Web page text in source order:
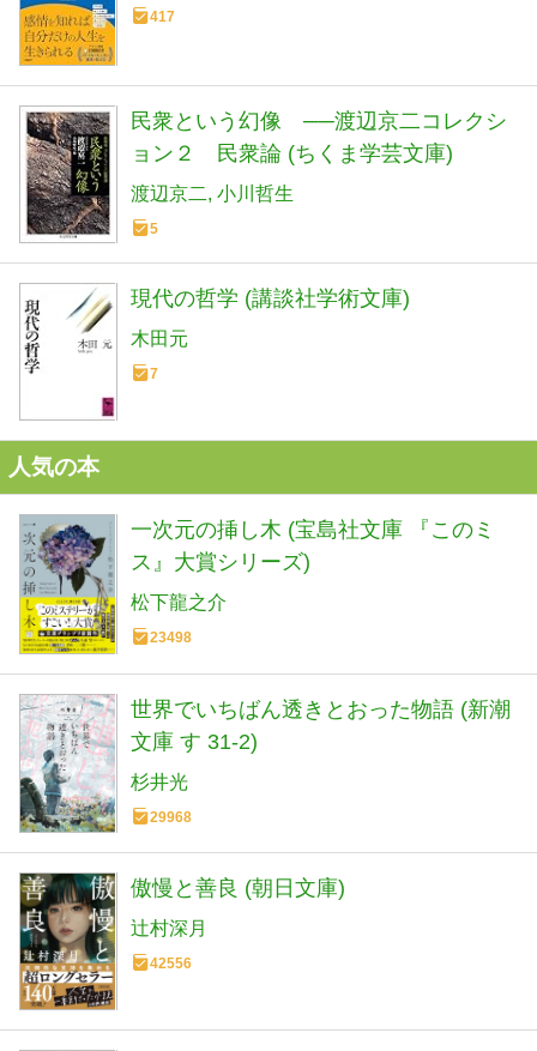
417
民衆という幻像 ──渡辺京二コレクシ
ョン２ 民衆論 (ちくま学芸文庫)
渡辺京二 小川哲生
5
現代の哲学 (講談社学術文庫)
木田元
7
人気の本
一次元の挿し木 (宝島社文庫 『このミ
ス』大賞シリーズ)
松下龍之介
23498
世界でいちばん透きとおった物語 (新潮
文庫 す 31-2)
杉井光
29968
傲慢と善良 (朝日文庫)
辻村深月
42556